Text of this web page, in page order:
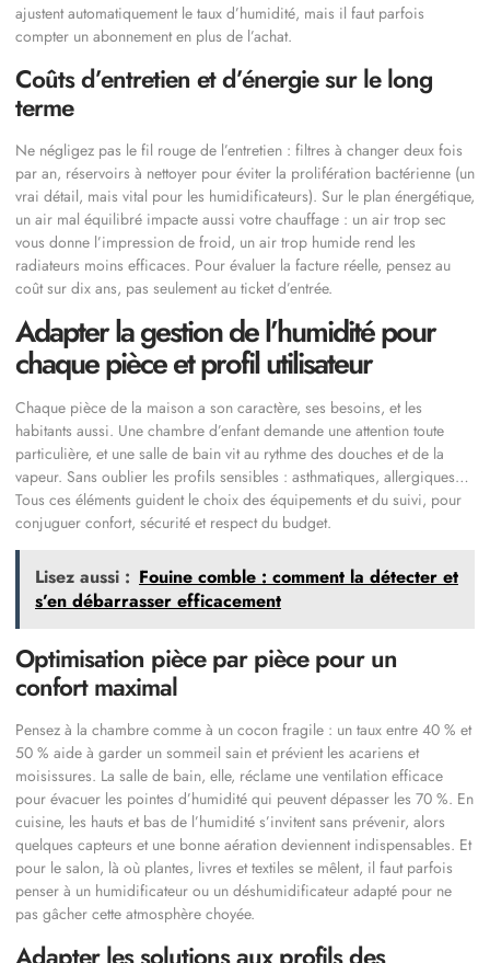
ajustent automatiquement le taux d’humidité, mais il faut parfois
compter un abonnement en plus de l’achat.
Coûts d’entretien et d’énergie sur le long
terme
Ne négligez pas le fil rouge de l’entretien : filtres à changer deux fois
par an, réservoirs à nettoyer pour éviter la prolifération bactérienne (un
vrai détail, mais vital pour les humidificateurs). Sur le plan énergétique,
un air mal équilibré impacte aussi votre chauffage : un air trop sec
vous donne l’impression de froid, un air trop humide rend les
radiateurs moins efficaces. Pour évaluer la facture réelle, pensez au
coût sur dix ans, pas seulement au ticket d’entrée.
Adapter la gestion de l’humidité pour
chaque pièce et profil utilisateur
Chaque pièce de la maison a son caractère, ses besoins, et les
habitants aussi. Une chambre d’enfant demande une attention toute
particulière, et une salle de bain vit au rythme des douches et de la
vapeur. Sans oublier les profils sensibles : asthmatiques, allergiques…
Tous ces éléments guident le choix des équipements et du suivi, pour
conjuguer confort, sécurité et respect du budget.
Lisez aussi : Fouine comble : comment la détecter et
s’en débarrasser efficacement
Optimisation pièce par pièce pour un
confort maximal
Pensez à la chambre comme à un cocon fragile : un taux entre 40 % et
50 % aide à garder un sommeil sain et prévient les acariens et
moisissures. La salle de bain, elle, réclame une ventilation efficace
pour évacuer les pointes d’humidité qui peuvent dépasser les 70 %. En
cuisine, les hauts et bas de l’humidité s’invitent sans prévenir, alors
quelques capteurs et une bonne aération deviennent indispensables. Et
pour le salon, là où plantes, livres et textiles se mêlent, il faut parfois
penser à un humidificateur ou un déshumidificateur adapté pour ne
pas gâcher cette atmosphère choyée.